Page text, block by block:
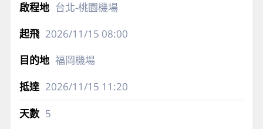
台北-桃園機場
2026/11/15 08:00
福岡機場
2026/11/15 11:20
5